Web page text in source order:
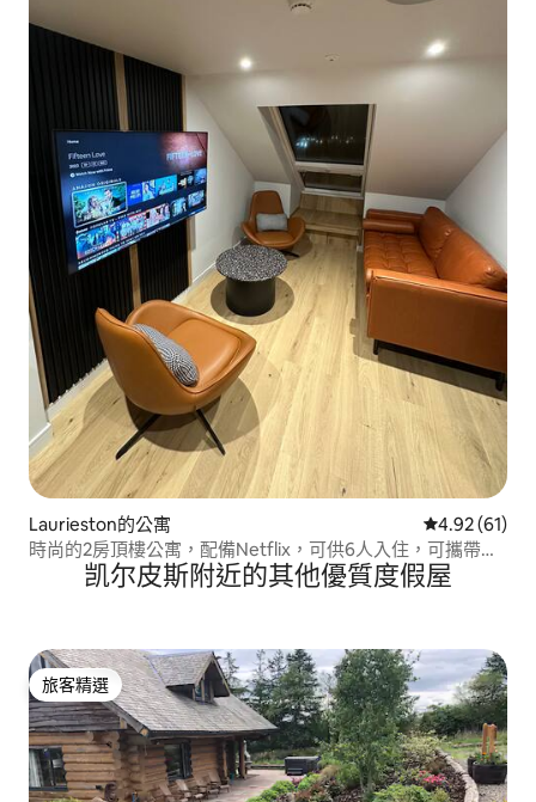
Laurieston的公寓 從 61 則評價
4.92 (61)
時尚的2房頂樓公寓，配備Netflix，可供6人入住，可攜帶寵
凯尔皮斯附近的其他優質度假屋
旅客精選
旅客精選